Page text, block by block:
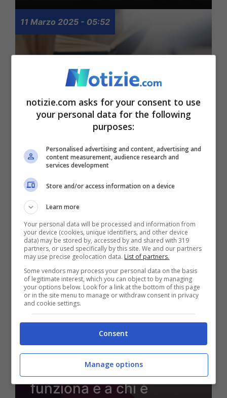
11 Marzo 2025 - 05:52
chiarimenti dell’Inps:
come richiedere la
proroga del sussidio
10 Marzo 2025 - 06:52
Reddito di libertà, come
funziona e a chi è
notizie.com asks for your consent to use
your personal data for the following
purposes:
Personalised advertising and content, advertising and
content measurement, audience research and
services development
Store and/or access information on a device
Learn more
Your personal data will be processed and information from
your device (cookies, unique identifiers, and other device
data) may be stored by, accessed by and shared with 319
partners, or used specifically by this site. We and our partners
may use precise geolocation data. List of partners.
Some vendors may process your personal data on the basis
of legitimate interest, which you can object to by managing
your options below. Look for a link at the bottom of this page
or in the site menu to manage or withdraw consent in privacy
and cookie settings.
Consent
Manage options